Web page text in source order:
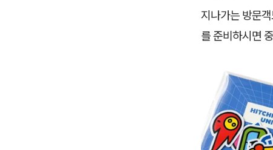
지나가는 방문
를 준비하시면